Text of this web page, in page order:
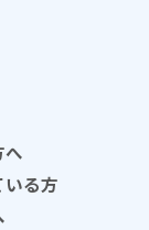
へ
る方